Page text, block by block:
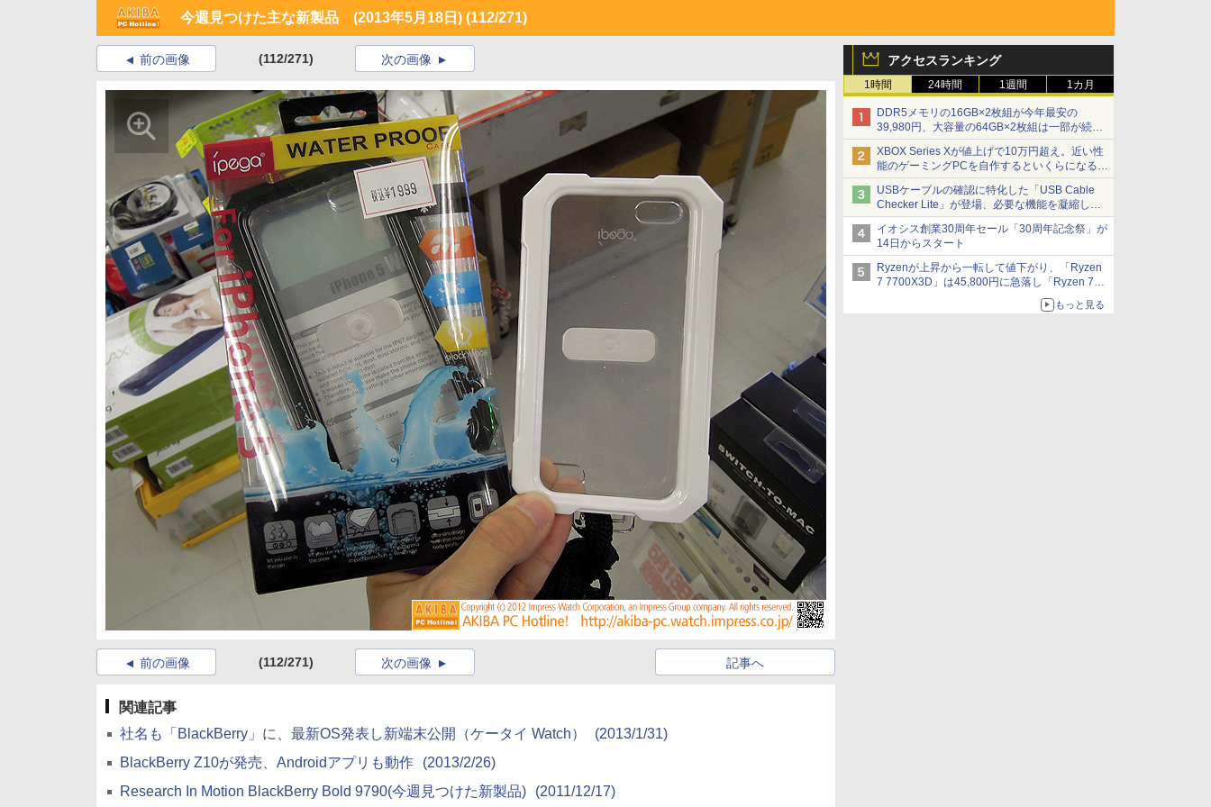
今週見つけた主な新製品 (2013年5月18日) (112/271)
アクセスランキング
1時間 24時間 1週間 1カ月
DDR5メモリの16GB×2枚組が今年最安の
39,980円、大容量の64GB×2枚組は一部が続騰
[8月前半のメモリ価格]
XBOX Series Xが値上げで10万円超え。近い性
能のゲーミングPCを自作するといくらになる？
【石田賀津男の『酒の肴にPCゲーム』】
USBケーブルの確認に特化した「USB Cable
Checker Lite」が登場、必要な機能を凝縮しコ
ンパクトに 7日発売
イオシス創業30周年セール「30周年記念祭」が
14日からスタート
Ryzenが上昇から一転して値下がり、「Ryzen
7 7700X3D」は45,800円に急落し「Ryzen 7
7800X3D」との価格逆転解消 [8月前半のCPU
もっと見る
前の画像 (112/271) 次の画像
前の画像 (112/271) 記事へ
次の画像
関連記事
社名も「BlackBerry」に、最新OS発表し新端末公開（ケータイ Watch）
(2013/1/31)
BlackBerry Z10が発売、Androidアプリも動作
(2013/2/26)
Research In Motion BlackBerry Bold 9790(今週見つけた新製品)
(2011/12/17)